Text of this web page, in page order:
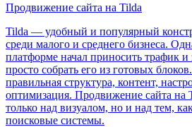
Продвижение сайта на Tilda
Tilda — удобный и популярный
среди малого и среднего бизнеса.
платформе начал приносить трафик и
просто собрать его из готовых
правильная структура, контент,
оптимизация. Продвижение сайта на
только над визуалом, но и над тем,
поисковые системы.